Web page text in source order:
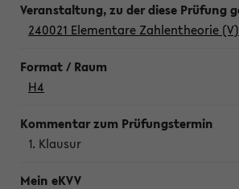
240021 Elementare Zahlentheorie (V)
H4
1. Klausur